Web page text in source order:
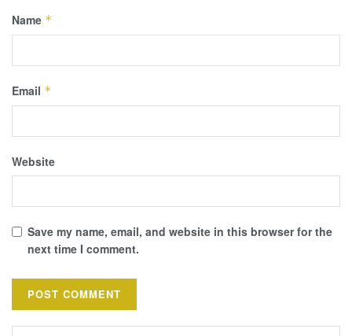
Name *
Email *
Website
Save my name, email, and website in this browser for the
next time I comment.